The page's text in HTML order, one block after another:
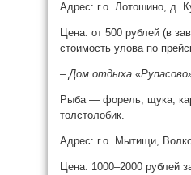
Адрес: г.о. Лотошино, д.
Цена: от 500 рублей (в
стоимость улова по
– Дом отдыха
Рыба — форель, щука,
толстолобик.
Адрес: г.о. Мытищи,
Цена: 1000–2000 рублей